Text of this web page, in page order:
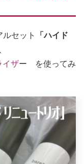
セット
「ハイド
イザー を使ってみ